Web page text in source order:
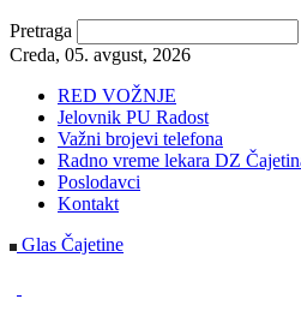
Pretraga
Creda, 05. avgust, 2026
RED VOŽNJE
Jelovnik PU Radost
Važni brojevi telefona
Radno vreme lekara DZ
Poslodavci
Kontakt
Glas Čajetine